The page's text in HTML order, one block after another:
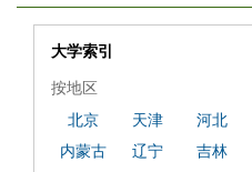
大学索引
按地区
北京
天津 河北
内蒙古
辽宁 吉林